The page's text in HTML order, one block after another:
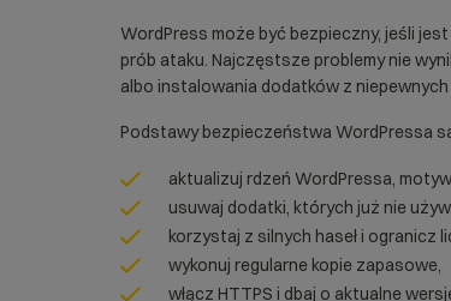
WordPress może być bezpieczny, jeśli
prób ataku. Najczęstsze problemy nie
albo instalowania dodatków z niepewnych
Podstawy bezpieczeństwa WordPressa
aktualizuj rdzeń WordPressa,
usuwaj dodatki, których już nie
korzystaj z silnych haseł i ogranicz
wykonuj regularne kopie zapasowe,
włącz HTTPS i dbaj o aktualne